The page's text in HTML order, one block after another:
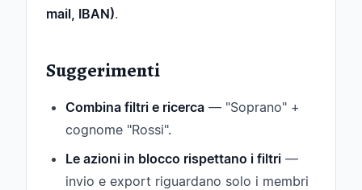
mail, IBAN).
Suggerimenti
Combina filtri e ricerca — "Soprano" +
cognome "Rossi".
Le azioni in blocco rispettano i filtri —
invio e export riguardano solo i membri